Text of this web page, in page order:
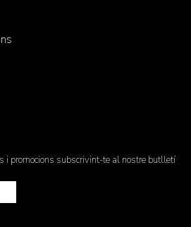
i promocions subscrivint-te al nostre butlletí